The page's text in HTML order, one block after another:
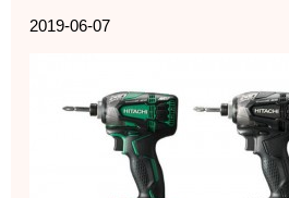
2019-06-07